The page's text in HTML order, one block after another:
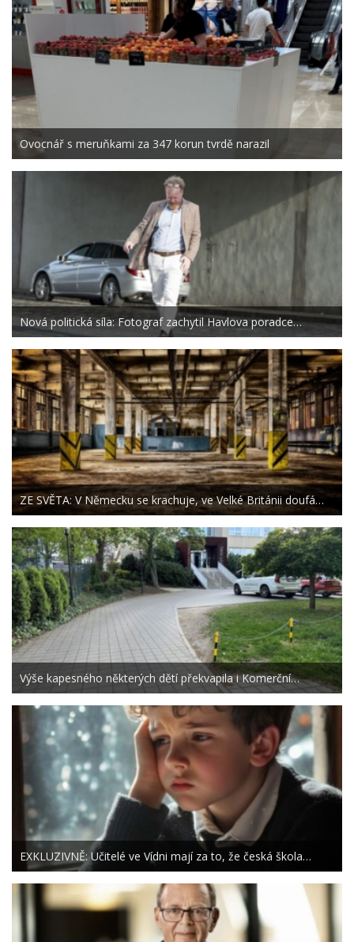
Ovocnář s meruňkami za 347 korun tvrdě narazil
Nová politická síla: Fotograf zachytil Havlova poradce…
ZE SVĚTA: V Německu se krachuje, ve Velké Británii doufá…
Výše kapesného některých dětí překvapila i Komerční…
EXKLUZIVNĚ: Učitelé ve Vídni mají za to, že česká škola…